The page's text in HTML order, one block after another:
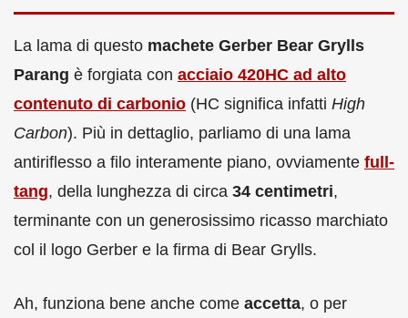
La lama di questo machete Gerber Bear Grylls
Parang è forgiata con acciaio 420HC ad alto
contenuto di carbonio (HC significa infatti High
Carbon). Più in dettaglio, parliamo di una lama
antiriflesso a filo interamente piano, ovviamente full-
tang, della lunghezza di circa 34 centimetri,
terminante con un generosissimo ricasso marchiato
col il logo Gerber e la firma di Bear Grylls.
Ah, funziona bene anche come accetta, o per